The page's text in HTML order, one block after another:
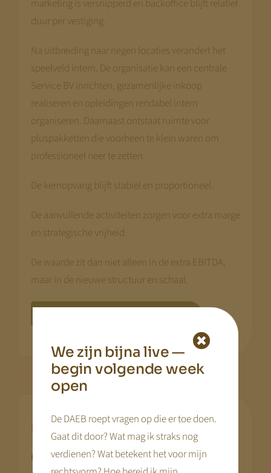
marketing is versnipperd en backoffice blijft relatief
duur per vestiging.
Na uitbreiding naar negen locaties verandert het
speelveld intern. De organisatie kan een centrale
Service BV inrichten, gezamenlijke inkoop
realiseren en opleidingen rendabel intern
organiseren. Daarnaast ontstaat ruimte voor
pluspakketten die voorheen te klein waren om
professioneel neer te zetten.
De kernopvang blijft stabiel en proportioneel.
De aanvullende activiteiten zorgen voor extra marge
en strategische vrijheid.
De waarde zit dan niet alleen in de extra EBITDA,
maar in de nieuwe structuur en schaal.
Kern stabiel, daarbuiten dynamisch
Groei binnen én buiten de
We zijn bijna live —
begin volgende week
open
De DAEB roept vragen op die er toe doen.
Gaat dit door? Wat mag ik straks nog
verdienen? Wat betekent het voor mijn